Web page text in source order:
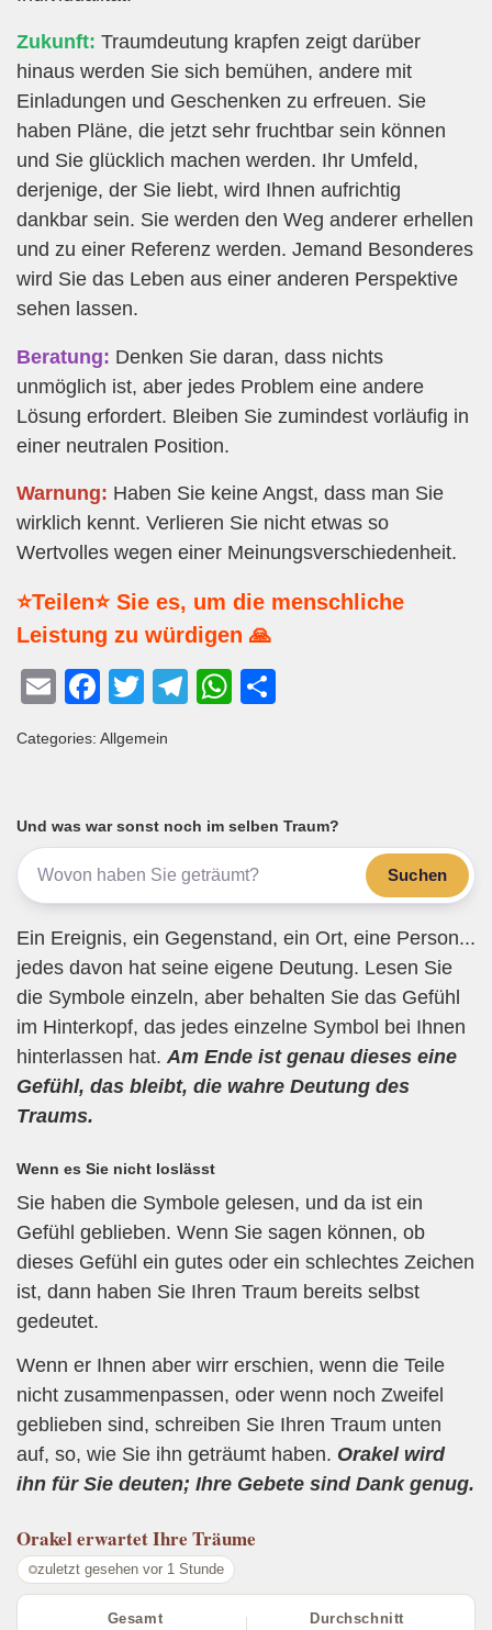
Zukunft: Traumdeutung krapfen zeigt darüber
hinaus werden Sie sich bemühen, andere mit
Einladungen und Geschenken zu erfreuen. Sie
haben Pläne, die jetzt sehr fruchtbar sein können
und Sie glücklich machen werden. Ihr Umfeld,
derjenige, der Sie liebt, wird Ihnen aufrichtig
dankbar sein. Sie werden den Weg anderer erhellen
und zu einer Referenz werden. Jemand Besonderes
wird Sie das Leben aus einer anderen Perspektive
sehen lassen.
Beratung: Denken Sie daran, dass nichts
unmöglich ist, aber jedes Problem eine andere
Lösung erfordert. Bleiben Sie zumindest vorläufig in
einer neutralen Position.
Warnung: Haben Sie keine Angst, dass man Sie
wirklich kennt. Verlieren Sie nicht etwas so
Wertvolles wegen einer Meinungsverschiedenheit.
⭐Teilen⭐ Sie es, um die menschliche
Leistung zu würdigen 🙏
E
ail
F
c
b
o
o
k
T
tt
T
a
m
W
A
p
p
Categories: Allgemein
Und was war sonst noch im selben Traum?
Suchen
Ein Ereignis, ein Gegenstand, ein Ort, eine Person...
jedes davon hat seine eigene Deutung. Lesen Sie
die Symbole einzeln, aber behalten Sie das Gefühl
im Hinterkopf, das jedes einzelne Symbol bei Ihnen
hinterlassen hat. Am Ende ist genau dieses eine
Gefühl, das bleibt, die wahre Deutung des
Traums.
Wenn es Sie nicht loslässt
Sie haben die Symbole gelesen, und da ist ein
Gefühl geblieben. Wenn Sie sagen können, ob
dieses Gefühl ein gutes oder ein schlechtes Zeichen
ist, dann haben Sie Ihren Traum bereits selbst
gedeutet.
Wenn er Ihnen aber wirr erschien, wenn die Teile
nicht zusammenpassen, oder wenn noch Zweifel
geblieben sind, schreiben Sie Ihren Traum unten
auf, so, wie Sie ihn geträumt haben. Orakel wird
ihn für Sie deuten; Ihre Gebete sind Dank genug.
Orakelerwartet Ihre Träume
zuletzt gesehen vor 1 Stunde
Gesamt Durchschnitt